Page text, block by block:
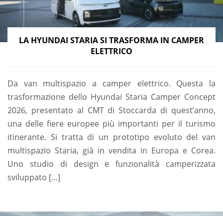
LA HYUNDAI STARIA SI TRASFORMA IN CAMPER
ELETTRICO
Da van multispazio a camper elettrico. Questa la
trasformazione dello Hyundai Staria Camper Concept
2026, presentato al CMT di Stoccarda di quest’anno,
una delle fiere europee più importanti per il turismo
itinerante. Si tratta di un prototipo evoluto del van
multispazio Staria, già in vendita in Europa e Corea.
Uno studio di design e funzionalità camperizzata
sviluppato […]